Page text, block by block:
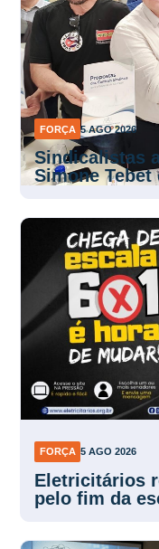
FORÇA 5 AGO 2026
Sindicalistas
Simone Tebet
FORÇA 5 AGO 2026
Eletricitários
pelo fim da